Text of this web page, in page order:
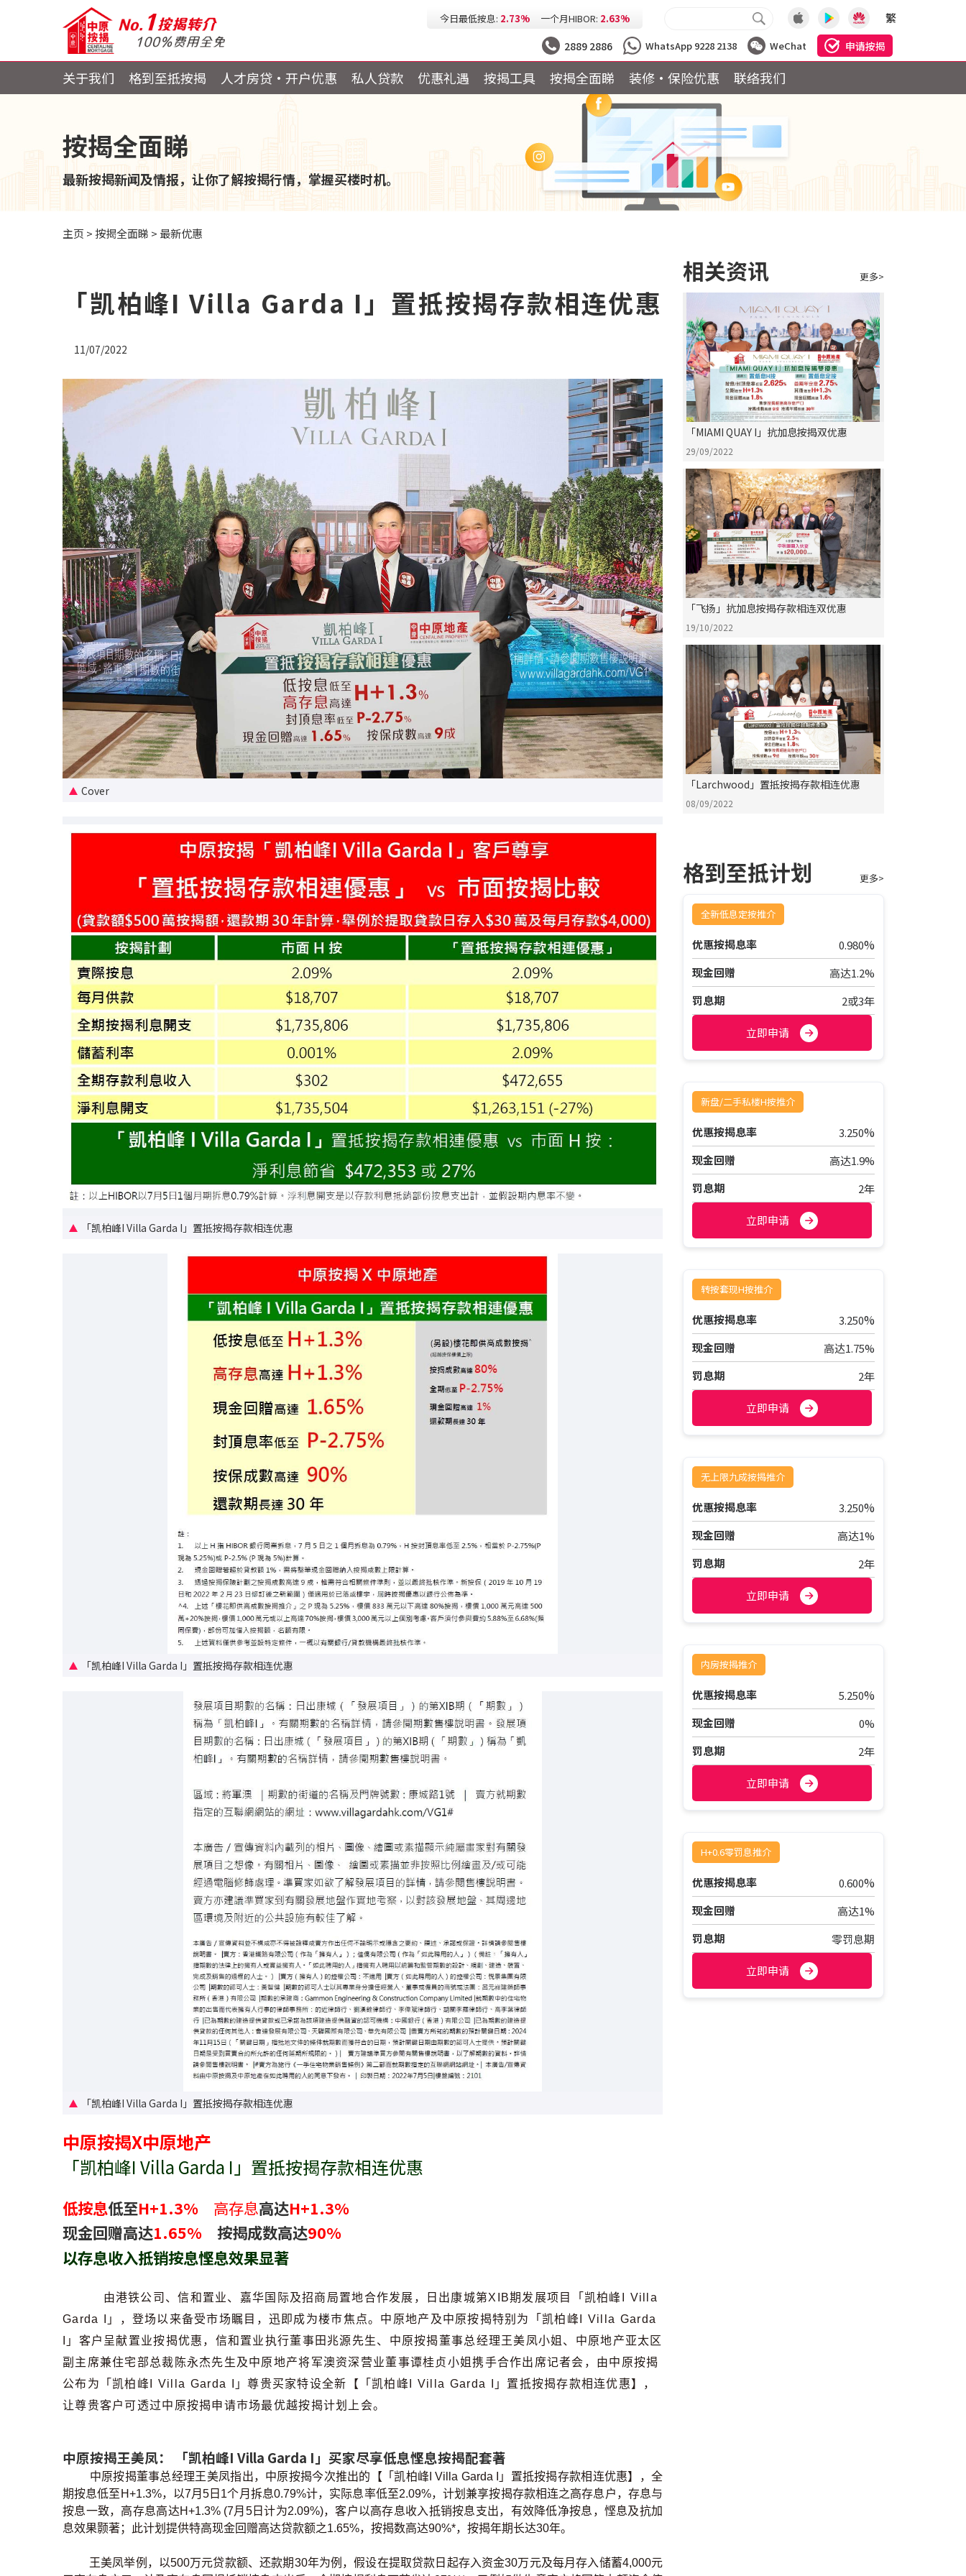
今日最低按息: 2.73% 一个月HIBOR: 2.63%
今日最低H按: 3.25%
繁
2889 2886 WhatsApp 9228 2138 WeChat 申请按揭
关于我们 格到至抵按揭 人才房贷・开户优惠 私人贷款 优惠礼遇 按揭工具 按揭全面睇 装修·保险优惠 联络我们
按揭全面睇
最新按揭新闻及情报，让你了解按揭行情，掌握买楼时机。
主页 >按揭全面睇 > 最新优惠
「凯柏峰I Villa Garda I」置抵按揭存款相连优惠
11/07/2022
Cover
「凯柏峰I Villa Garda I」置抵按揭存款相连优惠
「凯柏峰I Villa Garda I」置抵按揭存款相连优惠
「凯柏峰I Villa Garda I」置抵按揭存款相连优惠
中原按揭X中原地产
「凯柏峰I Villa Garda I」置抵按揭存款相连优惠
低按息低至H+1.3% 高存息高达H+1.3%
现金回赠高达1.65% 按揭成数高达90%
以存息收入抵销按息悭息效果显著
由港铁公司、信和置业、嘉华国际及招商局置地合作发展，日出康城第XIB期发展项目「凯柏峰I Villa
Garda I」，登场以来备受市场瞩目，迅即成为楼巿焦点。中原地产及中原按揭特别为「凯柏峰I Villa Garda
I」客户呈献置业按揭优惠，信和置业执行董事田兆源先生、中原按揭董事总经理王美凤小姐、中原地产亚太区
副主席兼住宅部总裁陈永杰先生及中原地产将军澳资深营业董事谭桂贞小姐携手合作出席记者会，由中原按揭
公布为「凯柏峰I Villa Garda I」尊贵买家特设全新【「凯柏峰I Villa Garda I」置抵按揭存款相连优惠】，
让尊贵客户可透过中原按揭申请巿场最优越按揭计划上会。
中原按揭王美凤： 「凯柏峰I Villa Garda I」买家尽享低息悭息按揭配套著
中原按揭董事总经理王美凤指出，中原按揭今次推出的【「凯柏峰I Villa Garda I」置抵按揭存款相连优惠】，全
期按息低至H+1.3%，以7月5日1个月拆息0.79%计，实际息率低至2.09%，计划兼享按揭存款相连之高存息户，存息与
按息一致，高存息高达H+1.3% (7月5日计为2.09%)，客户以高存息收入抵销按息支出，有效降低净按息，悭息及抗加
息效果颢著；此计划提供特高现金回赠高达贷款额之1.65%，按揭数高达90%*，按揭年期长达30年。
王美凤举例，以500万元贷款额、还款期30年为例，假设在提取贷款日起存入资金30万元及每月存入储蓄4,000元
相关资讯 更多>
「MIAMI QUAY I」抗加息按揭双优惠
29/09/2022
「飞扬」抗加息按揭存款相连双优惠
19/10/2022
「Larchwood」置抵按揭存款相连优惠
08/09/2022
格到至抵计划 更多>
全新低息定按推介
优惠按揭息率 0.980%
现金回赠
高达1.2%
罚息期
2或3年
立即申请
新盘/二手私楼H按推介
优惠按揭息率 3.250%
现金回赠
高达1.9%
罚息期
2年
立即申请
转按套现H按推介
优惠按揭息率 3.250%
现金回赠
高达1.75%
罚息期
2年
立即申请
无上限九成按揭推介
优惠按揭息率 3.250%
现金回赠
高达1%
罚息期
2年
立即申请
内房按揭推介
优惠按揭息率 5.250%
现金回赠
0%
罚息期
2年
立即申请
H+0.6零罚息推介
优惠按揭息率 0.600%
现金回赠
高达1%
罚息期
零罚息期
立即申请